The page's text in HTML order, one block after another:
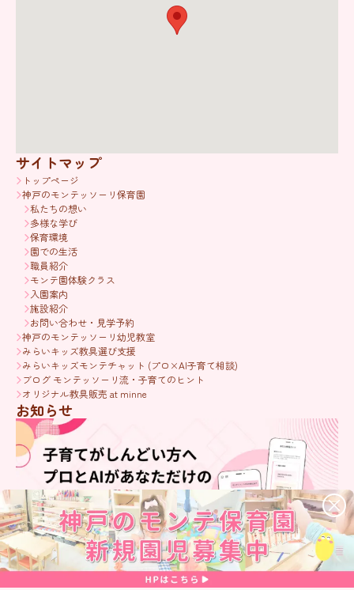
サイトマップ
トップページ
神戸のモンテッソーリ保育園
私たちの想い
多様な学び
保育環境
園での生活
職員紹介
モンテ園体験クラス
入園案内
施設紹介
お問い合わせ・見学予約
神戸のモンテッソーリ幼児教室
みらいキッズ教具選び支援
みらいキッズモンテチャット (プロ×AI子育て相談)
ブログ モンテッソーリ流・子育てのヒント
オリジナル教具販売 at minne
お知らせ